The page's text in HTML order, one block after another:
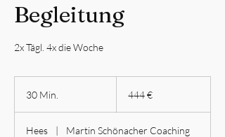
Begleitung
2x Tägl. 4x die Woche
30 Min. 444 €
Hees |
Martin Schönacher Coaching